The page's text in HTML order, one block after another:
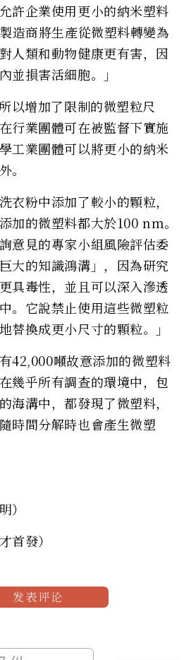
許企業使用更小的納米塑料
造商將生產從微塑料轉變為
人類和動物健康更有害，因
並損害活細胞。」
以增加了限制的微塑粒尺
行業團體可在被監督下實施
工業團體可以將更小的納米
。
衣粉中添加了較小的顆粒，
加的微塑料都大於100 nm。
意見的專家小組風險評估委
大的知識鴻溝」，因為研究
具毒性，並且可以深入滲透
。它說禁止使用這些微塑粒
替換成更小尺寸的顆粒。」
42,000噸故意添加的微塑料
幾乎所有調查的環境中，包
海溝中，都發現了微塑料，
時間分解時也會產生微塑
）
首發）
发表评论